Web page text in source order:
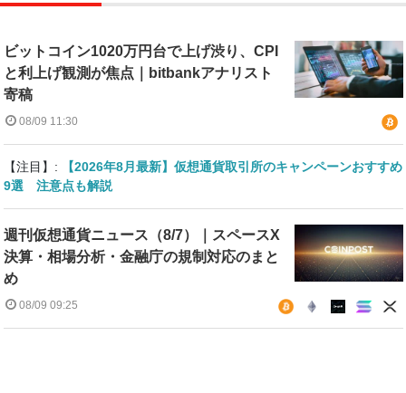
ビットコイン1020万円台で上げ渋り、CPI
と利上げ観測が焦点｜bitbankアナリスト
寄稿
08/09 11:30
【注目】:
【2026年8月最新】仮想通貨取引所のキャンペーンおすすめ
9選 注意点も解説
週刊仮想通貨ニュース（8/7）｜スペースX
決算・相場分析・金融庁の規制対応のまと
め
08/09 09:25